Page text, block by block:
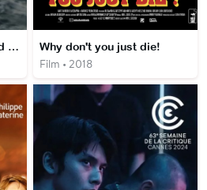
Pêche à haut risque, nord contre sud Why don't you just die!
Film • 2018